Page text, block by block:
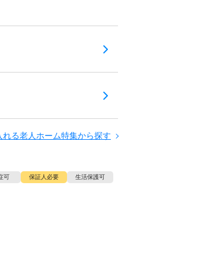
る老人ホーム特集から探す
可 保証人必要
生活保護可